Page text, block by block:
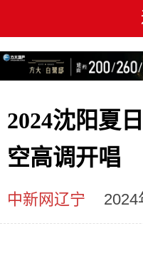
2024沈阳夏
空高调开唱
中新网辽宁 2024